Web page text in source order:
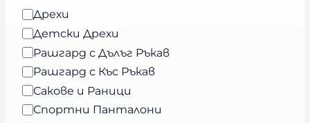
К
а
т
е
г
о
р
Дрехи
Детски Дрехи
Рашгард с Дълъг Ръкав
Рашгард с Къс Ръкав
Сакове и Раници
Спортни Панталони